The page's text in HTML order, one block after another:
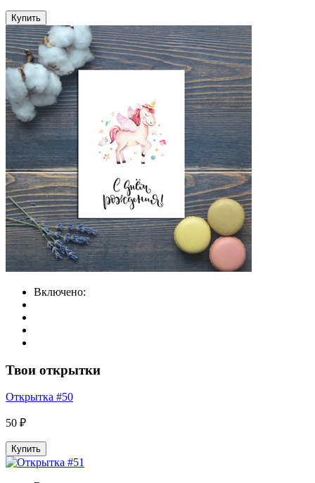
Купить
Включено:
Твои открытки
Открытка #50
50 ₽
Купить